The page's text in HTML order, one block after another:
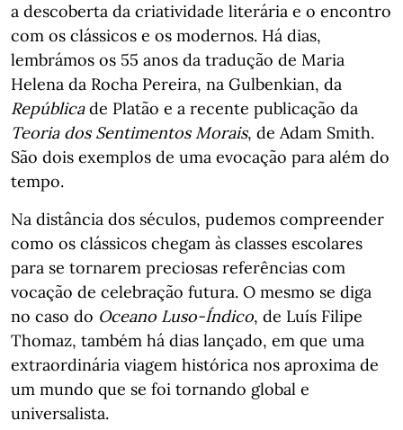
a descoberta da criatividade literária e o encontro
com os clássicos e os modernos. Há dias,
lembrámos os 55 anos da tradução de Maria
Helena da Rocha Pereira, na Gulbenkian, da
Repúblicade Platão e a recente publicação da
Teoria dos Sentimentos Morais, de Adam Smith.
São dois exemplos de uma evocação para além do
tempo.
Na distância dos séculos, pudemos compreender
como os clássicos chegam às classes escolares
para se tornarem preciosas referências com
vocação de celebração futura. O mesmo se diga
no caso do Oceano Luso-Índico, de Luís Filipe
Thomaz, também há dias lançado, em que uma
extraordinária viagem histórica nos aproxima de
um mundo que se foi tornando global e
universalista.